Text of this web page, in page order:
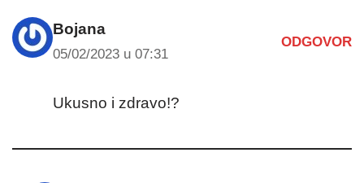
Bojana
05/02/2023 u 07:31
ODGOVOR
Ukusno i zdravo!?